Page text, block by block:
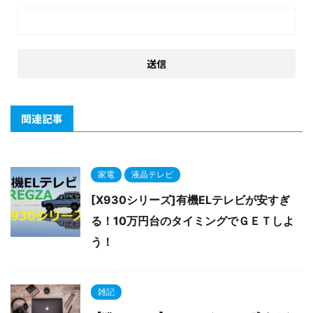
関連記事
家電 液晶テレビ
[X930シリーズ]有機ELテレビが安すぎ
る！10万円台のタイミングでＧＥＴしよ
う！
雑記